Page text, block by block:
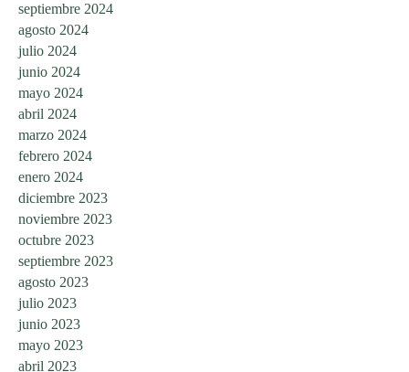
septiembre 2024
agosto 2024
julio 2024
junio 2024
mayo 2024
abril 2024
marzo 2024
febrero 2024
enero 2024
diciembre 2023
noviembre 2023
octubre 2023
septiembre 2023
agosto 2023
julio 2023
junio 2023
mayo 2023
abril 2023